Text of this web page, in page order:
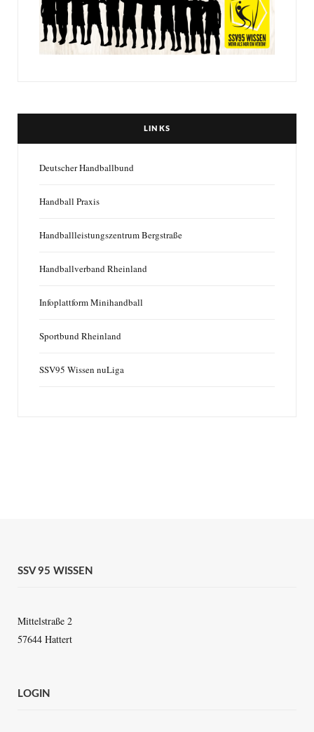
LINKS
Deutscher Handballbund
Handball Praxis
Handballleistungszentrum Bergstraße
Handballverband Rheinland
Infoplattform Minihandball
Sportbund Rheinland
SSV95 Wissen nuLiga
SSV 95 WISSEN
Mittelstraße 2
57644 Hattert
LOGIN